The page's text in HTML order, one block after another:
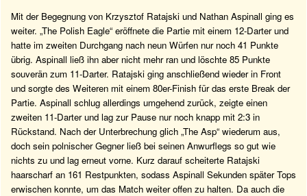
Mit der Begegnung von Krzysztof Ratajski und Nathan Aspinall ging es
weiter. „The Polish Eagle“ eröffnete die Partie mit einem 12-Darter und
hatte im zweiten Durchgang nach neun Würfen nur noch 41 Punkte
übrig. Aspinall ließ ihn aber nicht mehr ran und löschte 85 Punkte
souverän zum 11-Darter. Ratajski ging anschließend wieder in Front
und sorgte des Weiteren mit einem 80er-Finish für das erste Break der
Partie. Aspinall schlug allerdings umgehend zurück, zeigte einen
zweiten 11-Darter und lag zur Pause nur noch knapp mit 2:3 in
Rückstand. Nach der Unterbrechung glich „The Asp“ wiederum aus,
doch sein polnischer Gegner ließ bei seinen Anwurflegs so gut wie
nichts zu und lag erneut vorne. Kurz darauf scheiterte Ratajski
haarscharf an 161 Restpunkten, sodass Aspinall Sekunden später Tops
erwischen konnte, um das Match weiter offen zu halten. Da auch die